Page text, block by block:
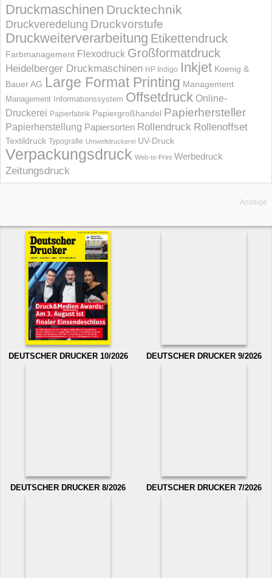
Druckmaschinen Drucktechnik
Druckveredelung Druckvorstufe
Druckweiterverarbeitung Etikettendruck
Farbmanagement Flexodruck Großformatdruck
Heidelberger Druckmaschinen HP Indigo Inkjet Koenig &
Bauer AG Large Format Printing Management
Management Informations­system Offsetdruck Online-
Druckerei Papierfabrik Papiergroßhandel Papierhersteller
Papierherstellung Papiersorten Rollendruck Rollenoffset
Textildruck Typografie Umweltdruckerei UV-Druck
Verpackungsdruck Web-to-Print Werbedruck
Zeitungsdruck
Anzeige
DEUTSCHER DRUCKER 10/2026 DEUTSCHER DRUCKER 9/2026
DEUTSCHER DRUCKER 8/2026 DEUTSCHER DRUCKER 7/2026